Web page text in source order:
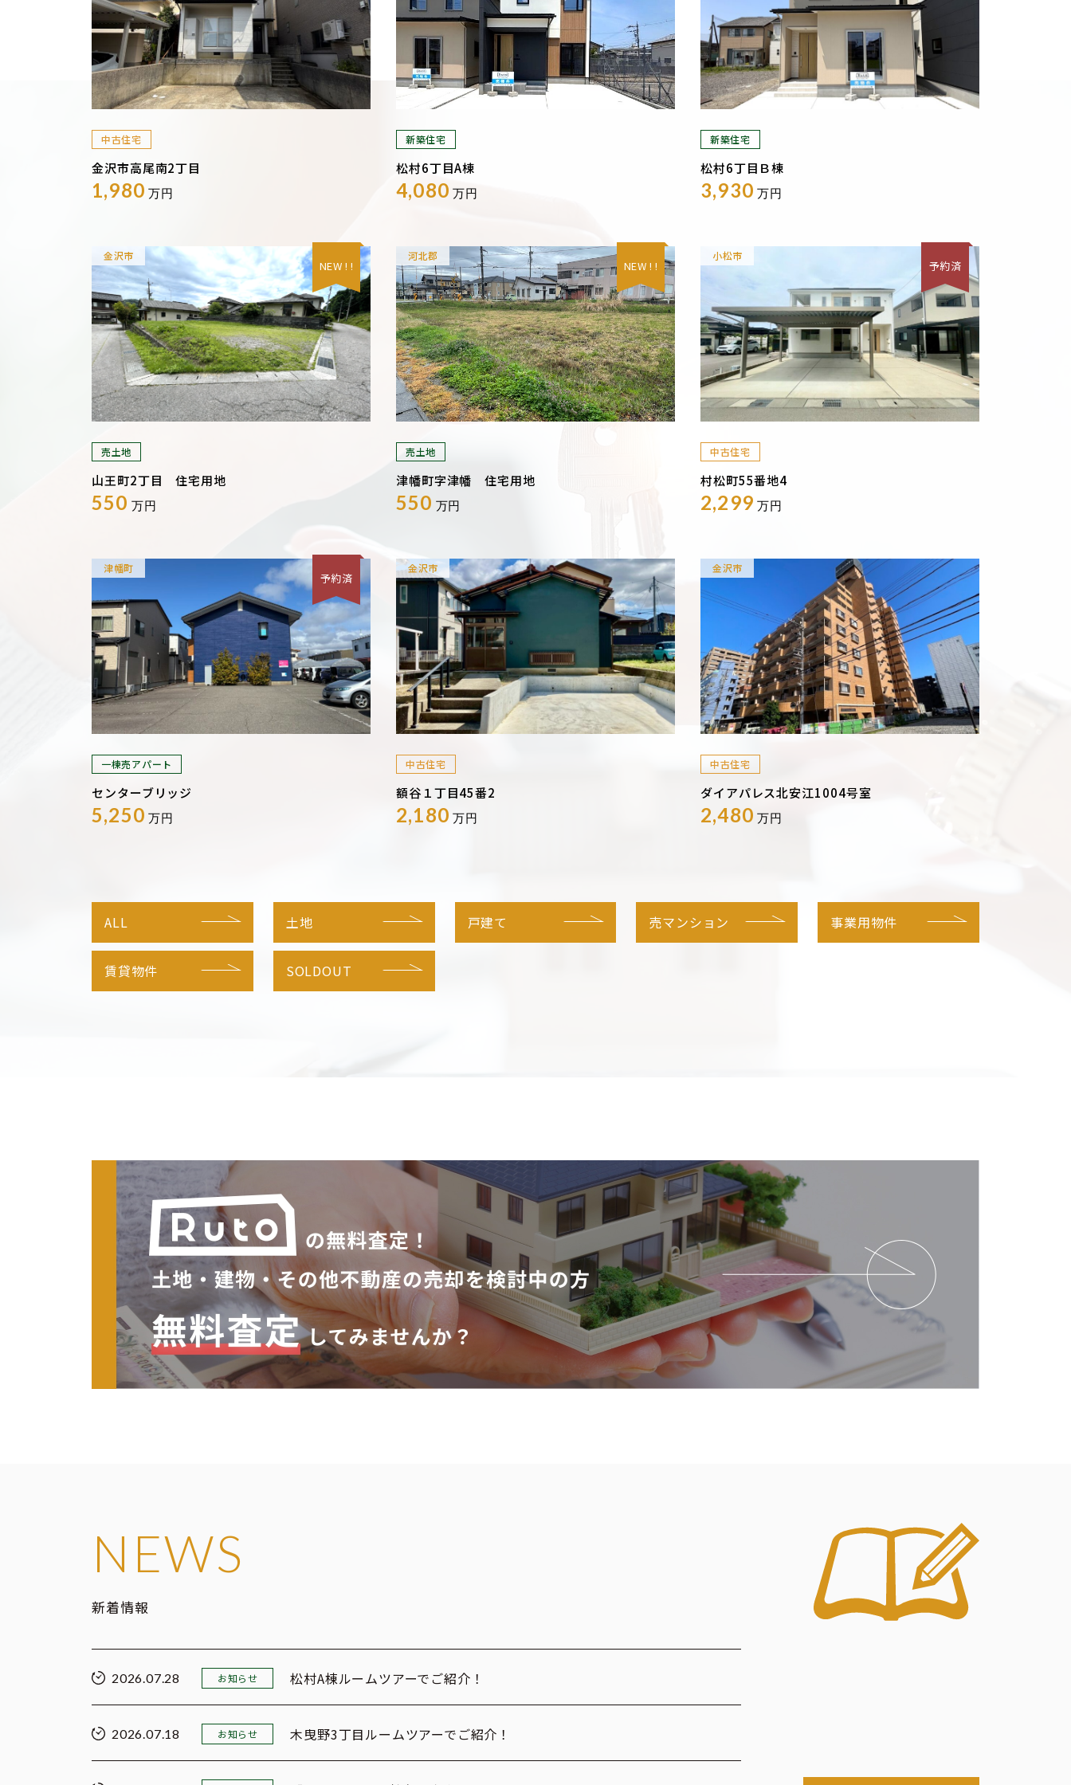
中古住宅
金沢市高尾南2丁目
1,980 万円
新築住宅
松村6丁目A棟
4,080 万円
新築住宅
松村6丁目Ｂ棟
3,930 万円
金沢市
NEW ! !
売土地
山王町2丁目 住宅用地
550 万円
河北郡
NEW ! !
売土地
津幡町字津幡 住宅用地
550 万円
小松市
予約済
中古住宅
村松町55番地4
2,299 万円
津幡町
予約済
一棟売アパート
センターブリッジ
5,250 万円
金沢市
中古住宅
額谷１丁目45番2
2,180 万円
金沢市
中古住宅
ダイアパレス北安江1004号室
2,480 万円
ALL 土地 戸建て 売マンション 事業用物件
賃貸物件 SOLDOUT
NEWS
新着情報
2026.07.28 お知らせ 松村A棟ルームツアーでご紹介！
2026.07.18 お知らせ 木曳野3丁目ルームツアーでご紹介！